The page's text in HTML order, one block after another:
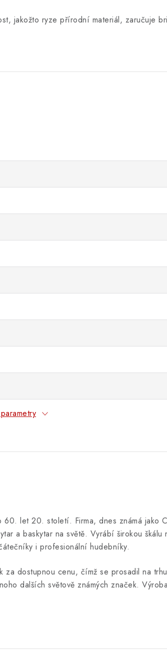
jakožto ryze přírodní materiál, zaručuje
let 20. století. Firma, dnes známá jako
a baskytar na světě. Vyrábí širokou
i profesionální hudebníky.
dostupnou cenu, čímž se prosadil na
dalších světově známých značek.